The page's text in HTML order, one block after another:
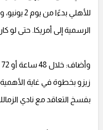
للأهلي
الرسمية إلى أمريكا. حتى لو
زيزو بخطوة في غاية
بفسخ التعاقد مع نادي